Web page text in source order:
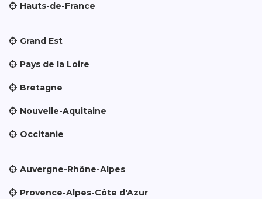
Hauts-de-France
Grand Est
Pays de la Loire
Bretagne
Nouvelle-Aquitaine
Occitanie
Auvergne-Rhône-Alpes
Provence-Alpes-Côte d'Azur